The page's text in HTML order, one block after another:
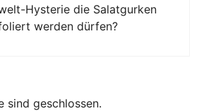
Hysterie die Salatgurken
werden dürfen?
sind geschlossen.